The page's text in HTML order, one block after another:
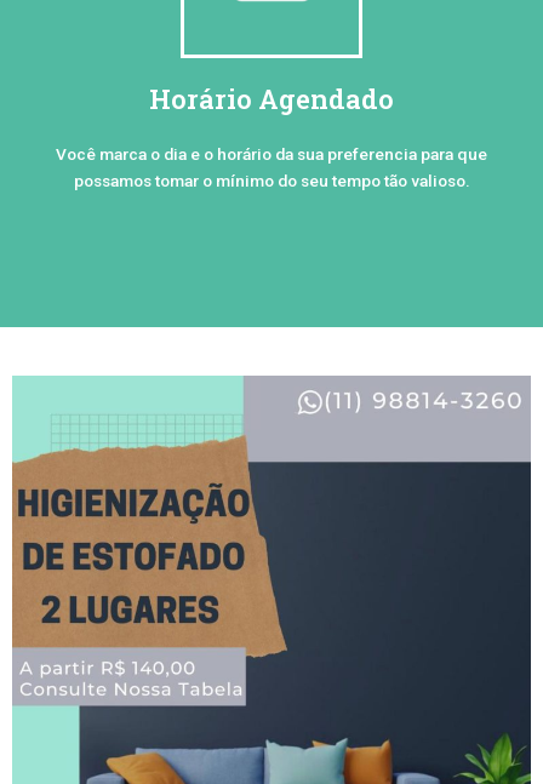
Horário Agendado
Você marca o dia e o horário da sua preferencia para que
possamos tomar o mínimo do seu tempo tão valioso.